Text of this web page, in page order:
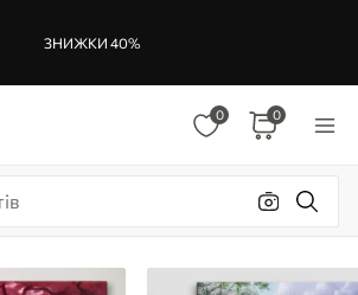
ЗНИЖКИ 40%
0 0